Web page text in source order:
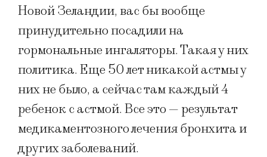
Новой Зеландии, вас бы вообще
принудительно посадили на
гормональные ингаляторы. Такая у них
политика. Еще 50 лет никакой астмы у
них не было, а сейчас там каждый 4
ребенок с астмой. Все это — результат
медикаментозного лечения бронхита и
других заболеваний.